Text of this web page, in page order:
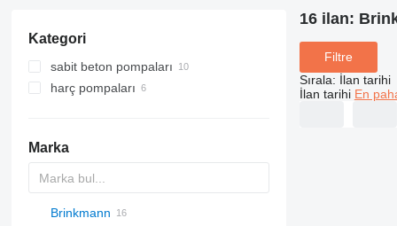
Kategori
sabit beton pompaları
harç pompaları
Marka
AL
BM
F-series
M-series
Brinkmann
16 ilan:
Filtre
Sırala: İlan tarihi
İlan tarihi En